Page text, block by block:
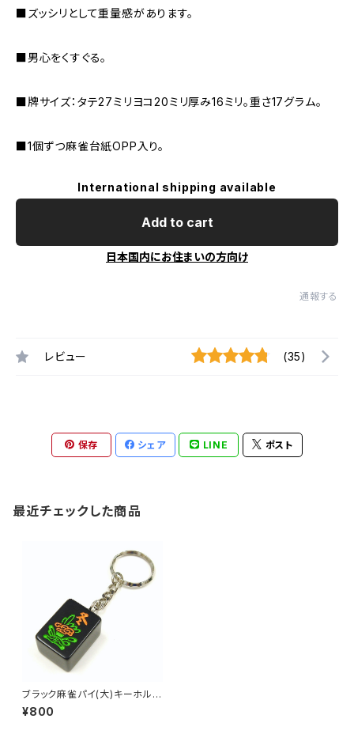
■ズッシリとして重量感があります。
■男心をくすぐる。
■牌サイズ：タテ27ミリヨコ20ミリ厚み16ミリ。重さ17グラム。
■1個ずつ麻雀台紙OPP入り。
International shipping available
Add to cart
日本国内にお住まいの方向け
通報する
レビュー (35)
保存 シェア LINE ポスト
最近チェックした商品
ブラック麻雀パイ(大)キーホルダ
ー 花牌 冬
¥800